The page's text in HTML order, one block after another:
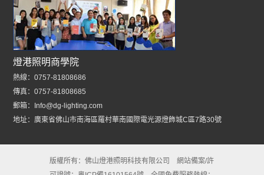
燈港照明商學院
熱線：0757-81808686
傳真：0757-81808685
郵箱：Info@dg-lighting.com
地址：廣東省佛山市南海區羅村華南國際電光源燈飾城C區7路30號
版權所有：佛山燈港照明科技有限公司
網站備案/許